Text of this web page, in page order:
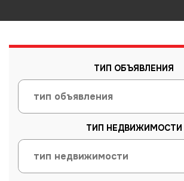
ТИП ОБЪЯВЛЕНИЯ
ТИП НЕДВИЖИМОСТИ